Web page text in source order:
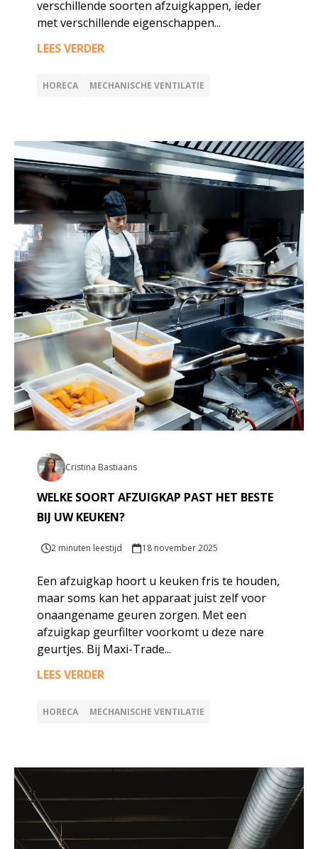
verschillende soorten afzuigkappen, ieder
met verschillende eigenschappen...
LEES VERDER
HORECA MECHANISCHE VENTILATIE
Cristina Bastiaans
WELKE SOORT AFZUIGKAP PAST HET BESTE
BIJ UW KEUKEN?
2 minuten leestijd 18 november 2025
Een afzuigkap hoort u keuken fris te houden,
maar soms kan het apparaat juist zelf voor
onaangename geuren zorgen. Met een
afzuigkap geurfilter voorkomt u deze nare
geurtjes. Bij Maxi-Trade...
LEES VERDER
HORECA MECHANISCHE VENTILATIE